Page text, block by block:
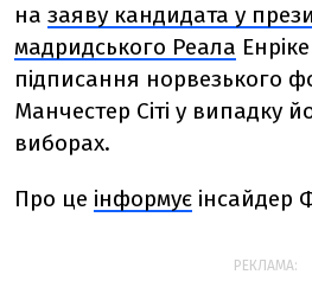
на заяву кандидата у
мадридського Реала
підписання норвезького
Манчестер Сіті у випадку
виборах.
Про це інформує інсайдер
РЕКЛАМА: